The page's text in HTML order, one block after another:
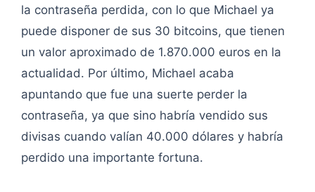
la contraseña perdida, con lo que Michael ya
puede disponer de sus 30 bitcoins, que tienen
un valor aproximado de 1.870.000 euros en la
actualidad. Por último, Michael acaba
apuntando que fue una suerte perder la
contraseña, ya que sino habría vendido sus
divisas cuando valían 40.000 dólares y habría
perdido una importante fortuna.